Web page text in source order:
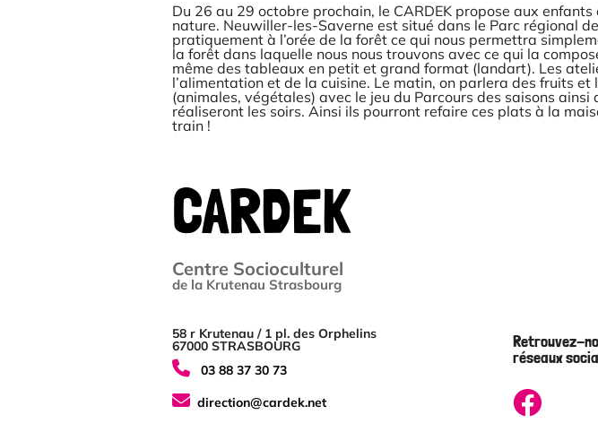
Du 26 au 29 octobre prochain, le CARDEK propose aux
nature. Neuwiller-les-Saverne est situé dans le Parc régional
pratiquement à l’orée de la forêt ce qui nous permettra
la forêt dans laquelle nous nous trouvons avec ce qui la
même des tableaux en petit et grand format (landart). Les
l’alimentation et de la cuisine. Le matin, on parlera des fruits
(animales, végétales) avec le jeu du Parcours des saisons
réaliseront les soirs. Ainsi ils pourront refaire ces plats à la
train !
CARDEK
Centre Socioculturel
de la Krutenau Strasbourg
58 r Krutenau / 1 pl. des Orphelins
67000 STRASBOURG
03 88 37 30 73
direction@cardek.net
Retrouvez-
réseaux